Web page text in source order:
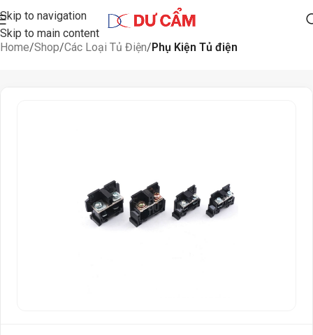
Skip to navigation
Skip to main content
Home Shop Các Loại Tủ Điện Phụ Kiện Tủ điện